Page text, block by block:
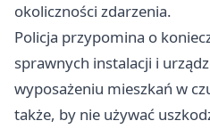
okoliczności zdarzenia.
Policja przypomina o
sprawnych instalacji i
wyposażeniu mieszkań w
także, by nie używać